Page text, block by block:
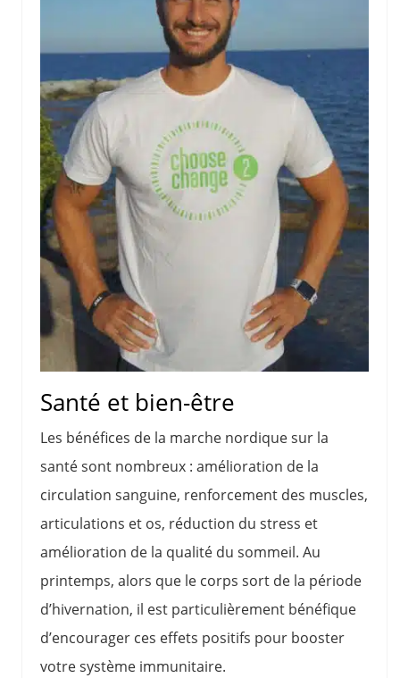
Santé et bien-être
Les bénéfices de la marche nordique sur la
santé sont nombreux : amélioration de la
circulation sanguine, renforcement des muscles,
articulations et os, réduction du stress et
amélioration de la qualité du sommeil. Au
printemps, alors que le corps sort de la période
d’hivernation, il est particulièrement bénéfique
d’encourager ces effets positifs pour booster
votre système immunitaire.